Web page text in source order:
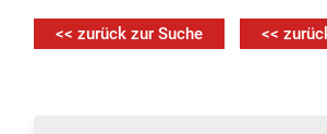
<< zurück zur Suche <<